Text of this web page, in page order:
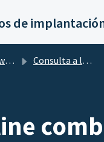
Consulta a la comunidad